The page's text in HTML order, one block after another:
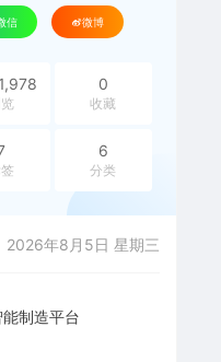
信 微博
0
收藏
6
分类
2026年8月5日 星期三
制造平台